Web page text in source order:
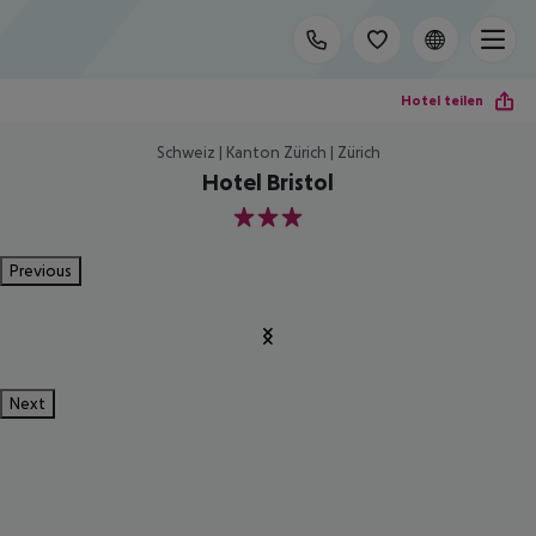
Hotel teilen
Schweiz | Kanton Zürich | Zürich
Hotel Bristol
3
Previous
Next